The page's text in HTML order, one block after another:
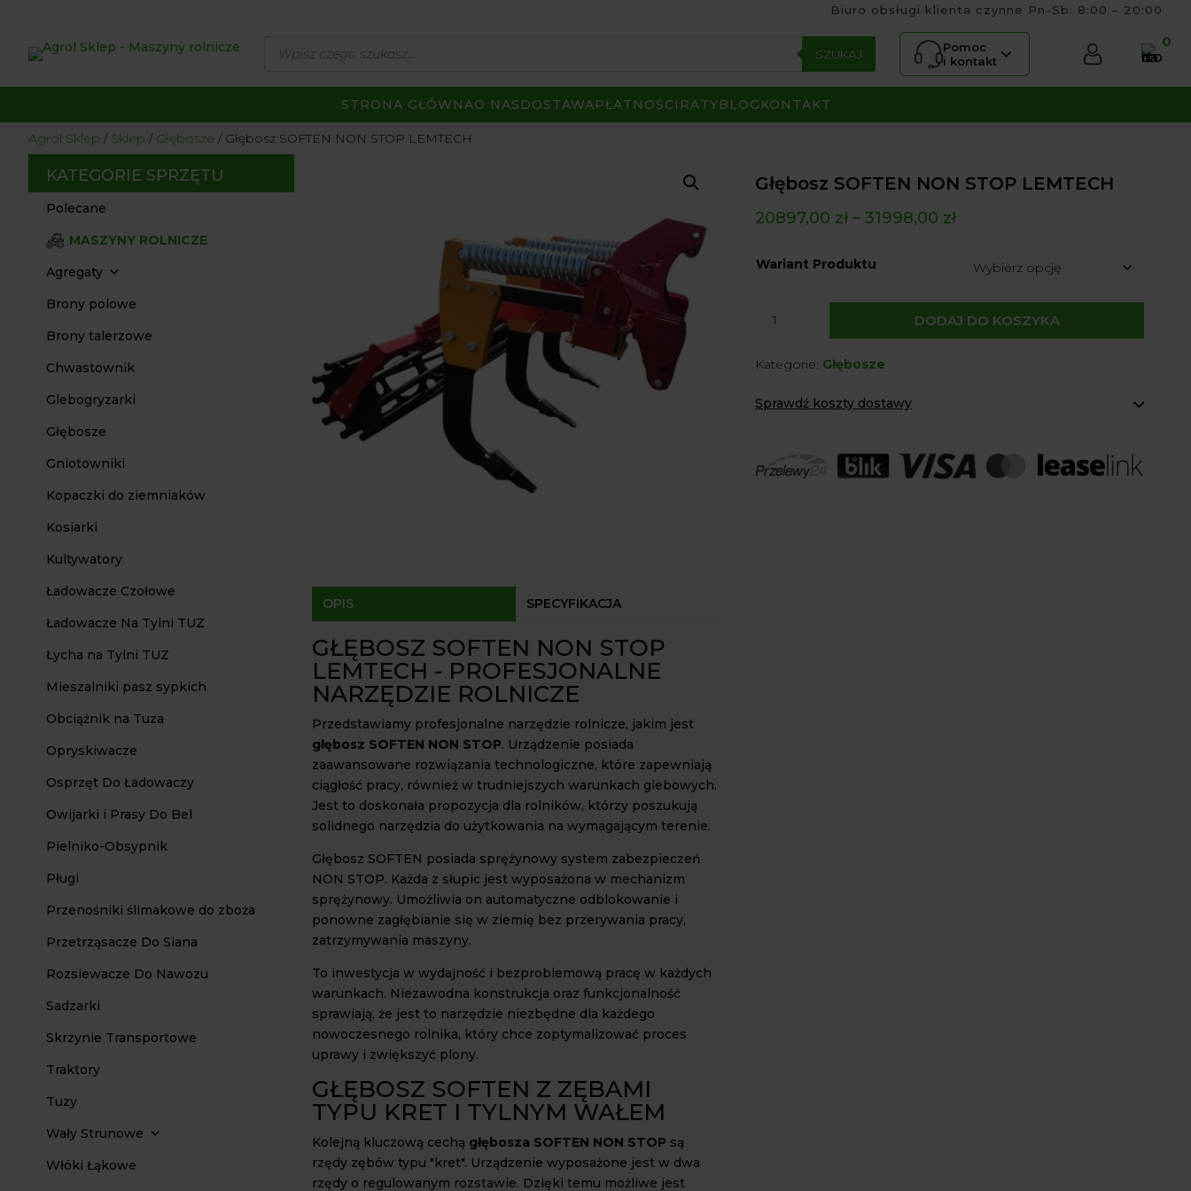
Biuro obsługi klienta czynne Pn-Sb: 8:00 – 20:00
produktów SZUKAJ
Pomoc
i kontakt
0
STRONA GŁÓWNAO NAS DOSTAWAPŁATNOŚCI RATYBLOG KONTAKT
Agrol Sklep Sklep Głębosze Głębosz SOFTEN NON STOP LEMTECH
KATEGORIE SPRZĘTU
Polecane
MASZYNY ROLNICZE
Agregaty
Brony polowe
Brony talerzowe
Chwastownik
Glebogryzarki
Głębosze
Gniotowniki
Kopaczki do ziemniaków
Kosiarki
Kultywatory
Ładowacze Czołowe
Ładowacze Na Tylni TUZ
Łycha na Tylni TUZ
Mieszalniki pasz sypkich
Obciążnik na Tuza
Opryskiwacze
Osprzęt Do Ładowaczy
Owijarki i Prasy Do Bel
Pielniko-Obsypnik
Pługi
Przenośniki ślimakowe do zboża
Przetrząsacze Do Siana
Rozsiewacze Do Nawozu
Sadzarki
Skrzynie Transportowe
Traktory
Tuzy
Wały Strunowe
Włóki Łąkowe
OPIS SPECYFIKACJA
GŁĘBOSZ SOFTEN NON STOP
LEMTECH - PROFESJONALNE
NARZĘDZIE ROLNICZE
Przedstawiamy profesjonalne narzędzie rolnicze, jakim jest
głębosz SOFTEN NON STOP. Urządzenie posiada
zaawansowane rozwiązania technologiczne, które zapewniają
ciągłość pracy, również w trudniejszych warunkach glebowych.
Jest to doskonała propozycja dla rolników, którzy poszukują
solidnego narzędzia do użytkowania na wymagającym terenie.
Głębosz SOFTEN posiada sprężynowy system zabezpieczeń
NON STOP. Każda z słupic jest wyposażona w mechanizm
sprężynowy. Umożliwia on automatyczne odblokowanie i
ponowne zagłębianie się w ziemię bez przerywania pracy,
zatrzymywania maszyny.
To inwestycja w wydajność i bezproblemową pracę w każdych
warunkach. Niezawodna konstrukcja oraz funkcjonalność
sprawiają, że jest to narzędzie niezbędne dla każdego
nowoczesnego rolnika, który chce zoptymalizować proces
uprawy i zwiększyć plony.
GŁĘBOSZ SOFTEN Z ZĘBAMI
TYPU KRET I TYLNYM WAŁEM
Kolejną kluczową cechą głębosza SOFTEN NON STOP są
rzędy zębów typu "kret". Urządzenie wyposażone jest w dwa
rzędy o regulowanym rozstawie. Dzięki temu możliwe jest
Głębosz SOFTEN NON STOP LEMTECH
20897,00 zł – 31998,00 zł
Wariant Produktu
NON
LEMTECH
DODAJ DO KOSZYKA
Kategorie: Głębosze
Sprawdź koszty dostawy
Agrol transport: 200 zł
Agrol transport gabaryty:ustalane indywidualnie